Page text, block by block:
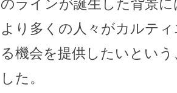
のラインが誕生した背景
より多くの人々がカルテ
る機会を提供したいとい
した。